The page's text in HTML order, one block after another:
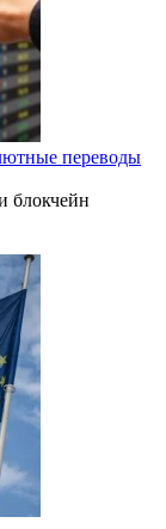
переводы
блокчейн